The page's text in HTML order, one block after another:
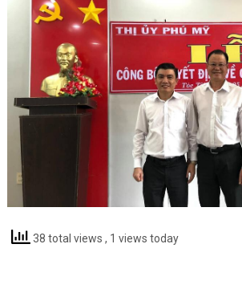
38 total views , 1 views today